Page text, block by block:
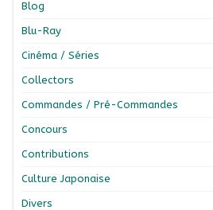
Blog
Blu-Ray
Cinéma / Séries
Collectors
Commandes / Pré-Commandes
Concours
Contributions
Culture Japonaise
Divers